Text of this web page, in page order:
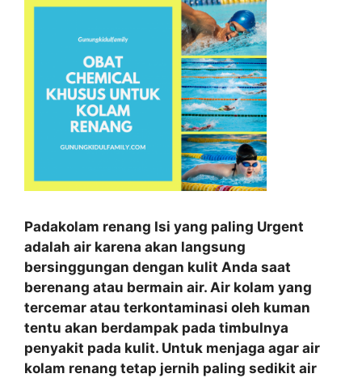
Padakolam renang Isi yang paling Urgent
adalah air karena akan langsung
bersinggungan dengan kulit Anda saat
berenang atau bermain air. Air kolam yang
tercemar atau terkontaminasi oleh kuman
tentu akan berdampak pada timbulnya
penyakit pada kulit. Untuk menjaga agar air
kolam renang tetap jernih paling sedikit air